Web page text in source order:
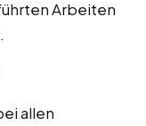
Arbeiten
allen